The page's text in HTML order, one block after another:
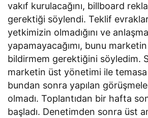
vakıf kurulacağını, billboard
gerektiği söylendi. Teklif
yetkimizin olmadığını ve
yapamayacağımı, bunu
bildirmem gerektiğini söyledim.
marketin üst yönetimi ile
bundan sonra yapılan
olmadı. Toplantıdan bir hafta
başladı. Denetimden sonra üst